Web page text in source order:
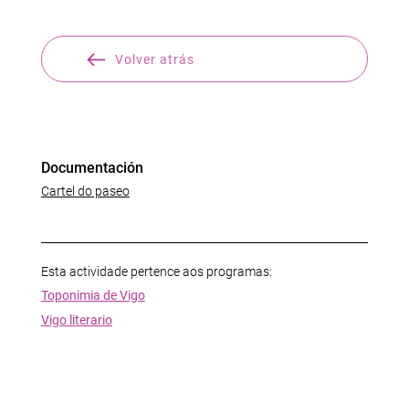
Documentación
Cartel do paseo
Esta actividade pertence aos programas:
Toponimia de Vigo
Vigo literario
Volver atrás